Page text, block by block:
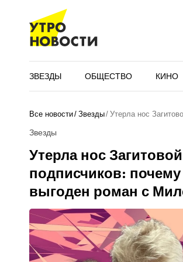
ЗВЕЗДЫ ОБЩЕСТВО КИНО
Все новости Звезды Утерла нос
Звезды
Утерла нос
подписчиков:
выгоден роман с